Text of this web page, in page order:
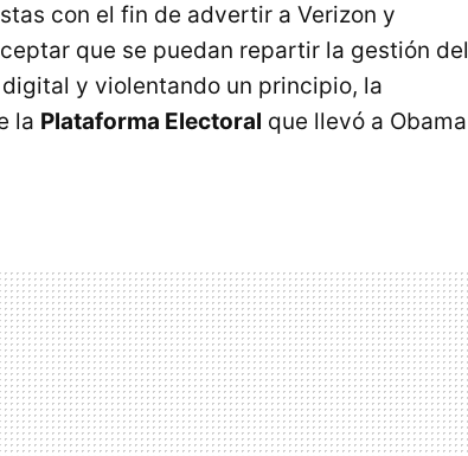
con el fin de advertir a Verizon y
que se puedan repartir la gestión del
y violentando un principio, la
la Plataforma Electoral que llevó a Obama